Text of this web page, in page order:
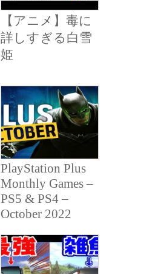
す…。頼む…。
【PS4/PS5】
【アニメ】毒に
詳しすぎる白雪
姫
PlayStation Plus
Monthly Games –
PS5 & PS4 –
October 2022